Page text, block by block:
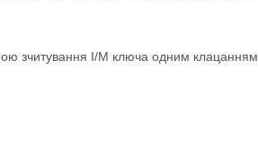
зчитування I/M ключа одним клацанням,